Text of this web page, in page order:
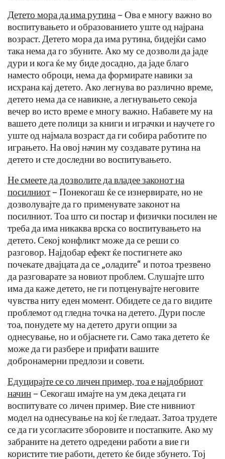
Детето мора да има рутина – Ова е многу важно во
воспитувањето и образованието уште од најрана
возраст. Детето мора да има рутина, бидејќи само
така нема да го збуните. Ако му се дозволи да јаде
дури и кога ќе му биде досадно, да јаде благо
наместо оброци, нема да формирате навики за
исхрана кај детето. Ако легнува во различно време,
детето нема да се навикне, а легнувањето секоја
вечер во исто време е многу важно. Набавете му на
вашето дете полици за книги и играчки и научете го
уште од најмала возраст да ги собира работите по
играњето. На овој начин му создавате рутина на
детето и сте доследни во воспитувањето.
Не смеете да дозволите да владее законот на
посилниот – Понекогаш ќе се изнервирате, но не
дозволувајте да го применувате законот на
посилниот. Тоа што си постар и физички посилен не
треба да има никаква врска со воспитувањето на
детето. Секој конфликт може да се реши со
разговор. Најдобар ефект ќе постигнете ако
почекате двајцата да се „оладите“ и потоа трезвено
да разговарате за новиот проблем. Слушајте што
има да каже детето, не ги потценувајте неговите
чувства ниту еден момент. Обидете се да го видите
проблемот од гледна точка на детето. Дури после
тоа, понудете му на детето други опции за
однесување, но и објаснете ги. Само така детето ќе
може да ги разбере и прифати вашите
добронамерни предлози и совети.
Едуцирајте се со личен пример, тоа е најдобриот
начин – Секогаш имајте на ум дека децата ги
воспитувате со личен пример. Вие сте нивниот
модел на однесување на кој ќе гледаат. Затоа трудете
се да ги усогласите зборовите и постапките. Ако му
забраните на детето одредени работи а вие ги
користите тие работи, детето ќе биде збунето. Тој